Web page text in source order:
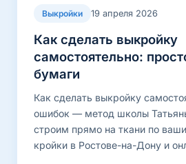
Выкройки 19 апреля 2026
Как сделать выкройку
самостоятельно:
бумаги
Как сделать выкройку
ошибок — метод школы
строим прямо на ткани по
кройки в Ростове-на-Дону и